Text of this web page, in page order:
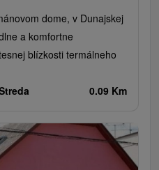
dome, v Dunajskej
a komfortne
blízkosti termálneho
0.09 Km